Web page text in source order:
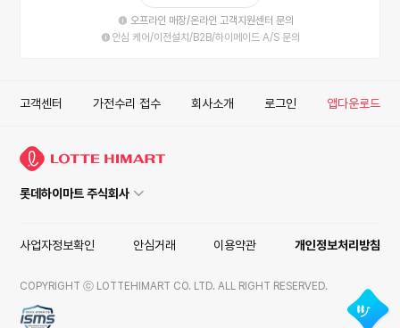
오프라인 매장/온라인 고객지원센터 문의
안심 케어/이전설치/B2B/하이메이드 A/S 문의
고객센터 가전수리 접수 회사소개 로그인 앱다운로드
롯데하이마트 주식회사
사업자정보확인 안심거래 이용약관 개인정보처리방침
COPYRIGHT ⓒ LOTTEHIMART CO. LTD. ALL RIGHT RESERVED.
ISMS